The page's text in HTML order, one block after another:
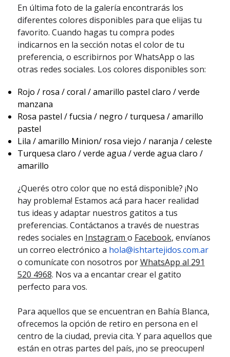
En última foto de la galería encontrarás los
diferentes colores disponibles para que elijas tu
favorito. Cuando hagas tu compra podes
indicarnos en la sección notas el color de tu
preferencia, o escribirnos por WhatsApp o las
otras redes sociales. Los colores disponibles son:
Rojo / rosa / coral / amarillo pastel claro / verde
manzana
Rosa pastel / fucsia / negro / turquesa / amarillo
pastel
Lila / amarillo Minion/ rosa viejo / naranja / celeste
Turquesa claro / verde agua / verde agua claro /
amarillo
¿Querés otro color que no está disponible? ¡No
hay problema! Estamos acá para hacer realidad
tus ideas y adaptar nuestros gatitos a tus
preferencias. Contáctanos a través de nuestras
redes sociales en Instagram o Facebook, envíanos
un correo electrónico a hola@ishtartejidos.com.ar
o comunícate con nosotros porWhatsApp al 291
520 4968. Nos va a encantar crear el gatito
perfecto para vos.
Para aquellos que se encuentran en Bahía Blanca,
ofrecemos la opción de retiro en persona en el
centro de la ciudad, previa cita. Y para aquellos que
están en otras partes del país, ¡no se preocupen!